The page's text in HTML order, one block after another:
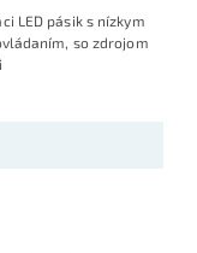
LED pásik s nízkym
so zdrojom